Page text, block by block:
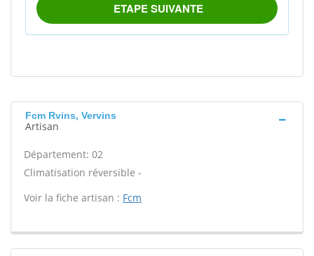
Fcm Rvins, Vervins
Artisan
Département: 02
Climatisation réversible -
Voir la fiche artisan : Fcm